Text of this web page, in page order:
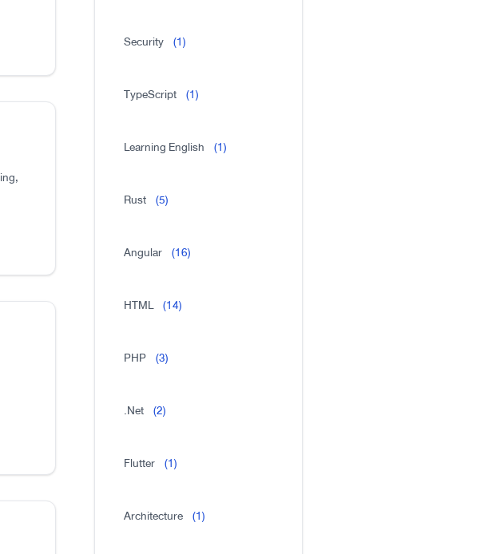
Security (1)
TypeScript (1)
Learning English (1)
Rust (5)
Angular (16)
HTML (14)
PHP (3)
.Net (2)
Flutter (1)
Architecture (1)